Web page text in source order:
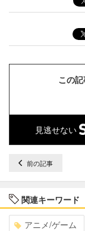
この
見逃せない
前の記事
関連キーワード
アニメ/ゲーム